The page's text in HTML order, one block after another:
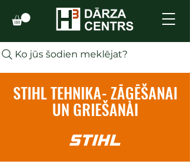
Ko jūs šodien meklējat?
STIHL TEHNIKA- ZĀĢĒŠANAI
UN GRIEŠANAI